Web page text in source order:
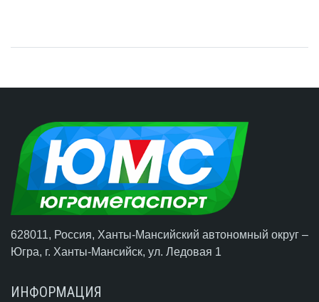
628011, Россия, Ханты-Мансийский автономный округ –
Югра, г. Ханты-Мансийск, ул. Ледовая 1
ИНФОРМАЦИЯ